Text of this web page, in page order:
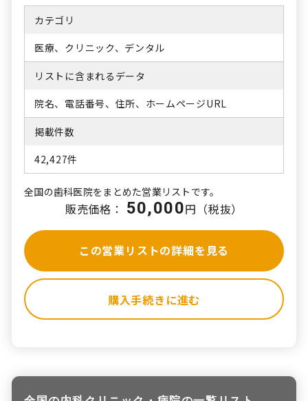
カテゴリ
医療、クリニック、デンタル
リストに含まれるデータ
院名、電話番号、住所、ホームページURL
掲載件数
42,427件
全国の歯科医院をまとめた営業リストです。
販売価格： 50,000円（税抜）
この営業リストの詳細を見る
購入手続きに進む